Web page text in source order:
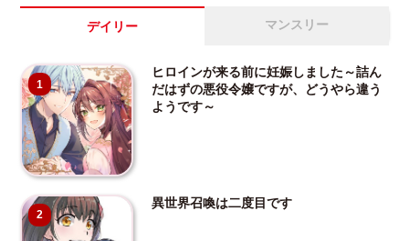
デイリー マンスリー
1
ヒロインが来る前に妊娠しました～詰ん
だはずの悪役令嬢ですが、どうやら違う
ようです～
2
異世界召喚は二度目です